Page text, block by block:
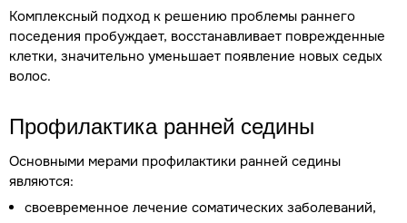
Комплексный подход к решению проблемы раннего
поседения пробуждает, восстанавливает поврежденные
клетки, значительно уменьшает появление новых седых
волос.
Профилактика ранней седины
Основными мерами профилактики ранней седины
являются:
своевременное лечение соматических заболеваний,